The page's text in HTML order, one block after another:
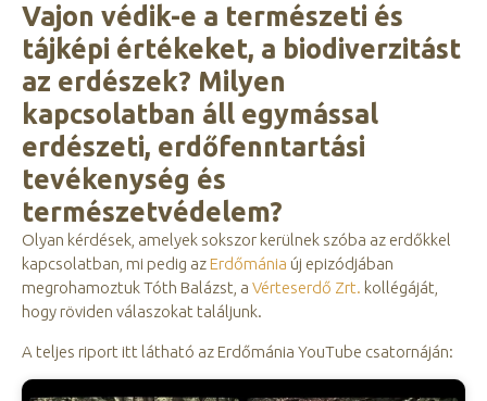
Vajon védik-e a természeti és
tájképi értékeket, a biodiverzitást
az erdészek? Milyen
kapcsolatban áll egymással
erdészeti, erdőfenntartási
tevékenység és
természetvédelem?
Olyan kérdések, amelyek sokszor kerülnek szóba az erdőkkel
kapcsolatban, mi pedig az Erdőmánia új epizódjában
megrohamoztuk Tóth Balázst, a Vérteserdő Zrt. kollégáját,
hogy röviden válaszokat találjunk.
A teljes riport itt látható az Erdőmánia YouTube csatornáján: